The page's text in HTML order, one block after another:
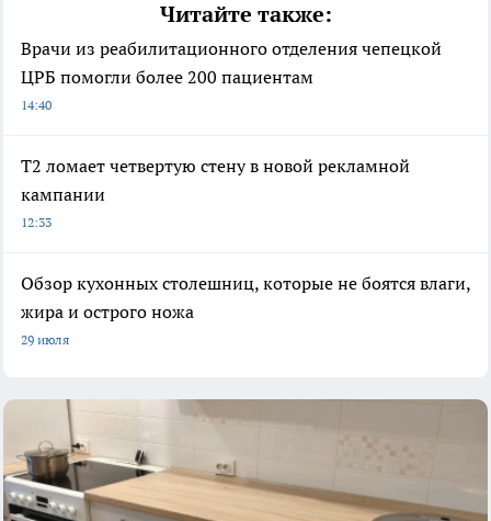
Читайте также:
Врачи из реабилитационного отделения чепецкой
ЦРБ помогли более 200 пациентам
14:40
Т2 ломает четвертую стену в новой рекламной
кампании
12:33
Обзор кухонных столешниц, которые не боятся влаги,
жира и острого ножа
29 июля